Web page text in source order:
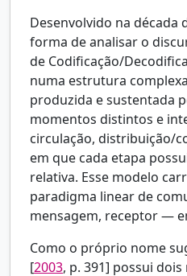
Desenvolvido na década
forma de analisar o
de Codificação/
numa estrutura
produzida e sustentada
momentos distintos e
circulação, distribuição/
em que cada etapa
relativa. Esse modelo
paradigma linear de
mensagem, receptor —
Como o próprio nome
[2003, p. 391] possui